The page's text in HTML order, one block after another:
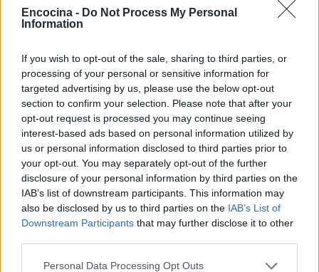
Encocina - Do Not Process My Personal
Information
If you wish to opt-out of the sale, sharing to third parties, or
processing of your personal or sensitive information for
targeted advertising by us, please use the below opt-out
section to confirm your selection. Please note that after your
opt-out request is processed you may continue seeing
interest-based ads based on personal information utilized by
us or personal information disclosed to third parties prior to
your opt-out. You may separately opt-out of the further
disclosure of your personal information by third parties on the
IAB’s list of downstream participants. This information may
also be disclosed by us to third parties on the IAB’s List of
Downstream Participants that may further disclose it to other
Please note that this website/app uses one or more Google
Personal Data Processing Opt Outs
gafas y mirada analítica, rememora haber
cubierto la crecida del Ebro en 2015 desde la
Historia por la Universidad de Zaragoza y
mantiene una columna semanal sobre vida
urbana y políticas públicas.